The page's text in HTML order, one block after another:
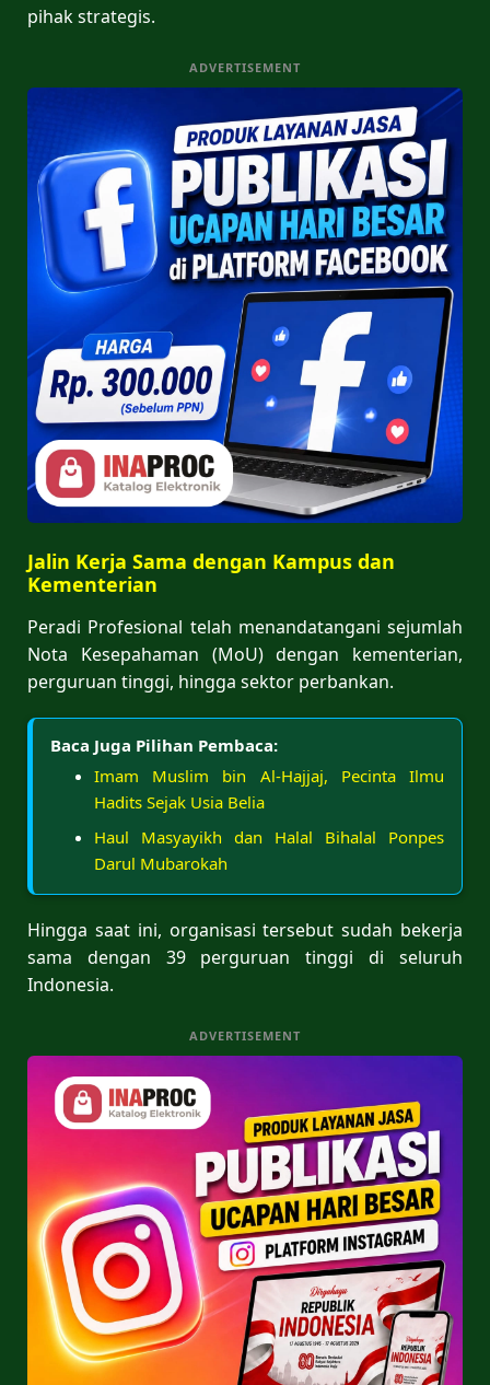
pihak strategis.
ADVERTISEMENT
Jalin Kerja Sama dengan Kampus dan
Kementerian
Peradi Profesional telah menandatangani sejumlah
Nota Kesepahaman (MoU) dengan kementerian,
perguruan tinggi, hingga sektor perbankan.
Baca Juga Pilihan Pembaca:
Imam Muslim bin Al-Hajjaj, Pecinta Ilmu
Hadits Sejak Usia Belia
Haul Masyayikh dan Halal Bihalal Ponpes
Darul Mubarokah
Hingga saat ini, organisasi tersebut sudah bekerja
sama dengan 39 perguruan tinggi di seluruh
Indonesia.
ADVERTISEMENT